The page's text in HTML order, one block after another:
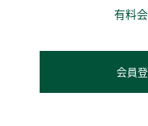
有料
会員